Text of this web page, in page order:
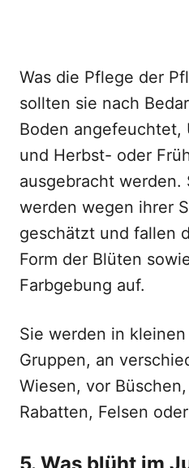
Was die Pflege der
sollten sie nach
Boden
und Herbst- oder
ausgebracht werden.
werden wegen ihrer
geschätzt und fallen
Form der Blüten
Farbgebung auf.
Sie werden in
Gruppen, an
Wiesen, vor
Rabatten, Felsen